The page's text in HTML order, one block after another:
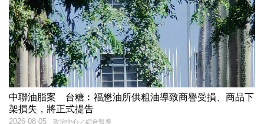
中聯油脂案 台糖︰福懋油所供粗油導致商譽受損、商品下
架損失，將正式提告
政治中心／綜合報導
2026-08-05